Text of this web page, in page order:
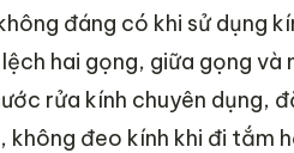
đáng có khi sử dụng
hai gọng, giữa gọng
rửa kính chuyên dụng,
đeo kính khi đi tắm